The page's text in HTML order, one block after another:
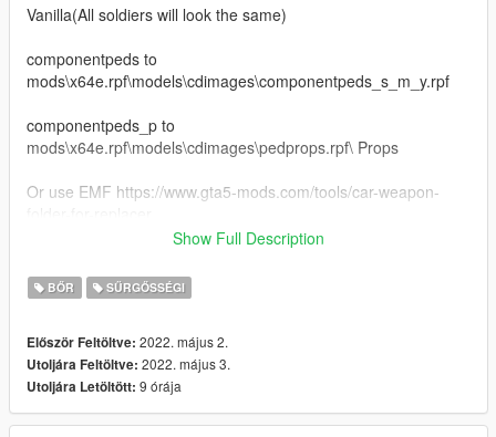
Vanilla(All soldiers will look the same)
componentpeds to
mods\x64e.rpf\models\cdimages\componentpeds_s_m_y.rpf
componentpeds_p to
mods\x64e.rpf\models\cdimages\pedprops.rpf\ Props
Or use EMF https://www.gta5-mods.com/tools/car-weapon-
componentpeds to
dcomposition.rpf
RDE
Show Full Description
BŐR SŰRGŐSSÉGI
Először Feltöltve: 2022. május 2.
Utoljára Feltöltve: 2022. május 3.
Utoljára Letöltött: 9 órája